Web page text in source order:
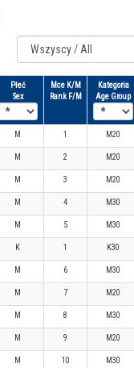
Płeć
Sex
Mce K/M
Rank F/M
Kategoria
Age Group
M 1 M20
M 2 M20
M 3 M20
M 4 M30
M 5 M30
K 1 K30
M 6 M30
M 7 M20
M 8 M30
M 9 M20
M 10 M30